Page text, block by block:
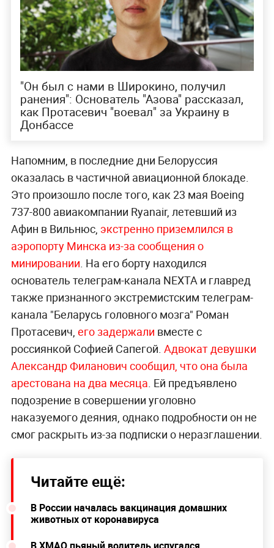
"Он был с нами в Широкино, получил
ранения": Основатель "Азова" рассказал,
как Протасевич "воевал" за Украину в
Донбассе
Напомним, в последние дни Белоруссия
оказалась в частичной авиационной блокаде.
Это произошло после того, как 23 мая Boeing
737-800 авиакомпании Ryanair, летевший из
Афин в Вильнюс, экстренно приземлился в
аэропорту Минска из-за сообщения о
минировании. На его борту находился
основатель телеграм-канала NEXTA и главред
также признанного экстремистским телеграм-
канала "Беларусь головного мозга" Роман
Протасевич, его задержали вместе с
россиянкой Софией Сапегой. Адвокат девушки
Александр Филанович сообщил, что она была
арестована на два месяца. Ей предъявлено
подозрение в совершении уголовно
наказуемого деяния, однако подробности он не
смог раскрыть из-за подписки о неразглашении.
Читайте ещё:
В России началась вакцинация домашних
животных от коронавируса